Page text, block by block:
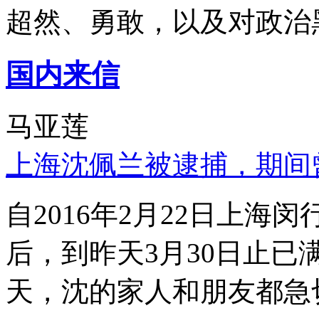
超然、勇敢，以及对政
国内来信
马亚莲
上海沈佩兰被逮捕，期
自2016年2月22日上海
后，到昨天3月30日止已
天，沈的家人和朋友都